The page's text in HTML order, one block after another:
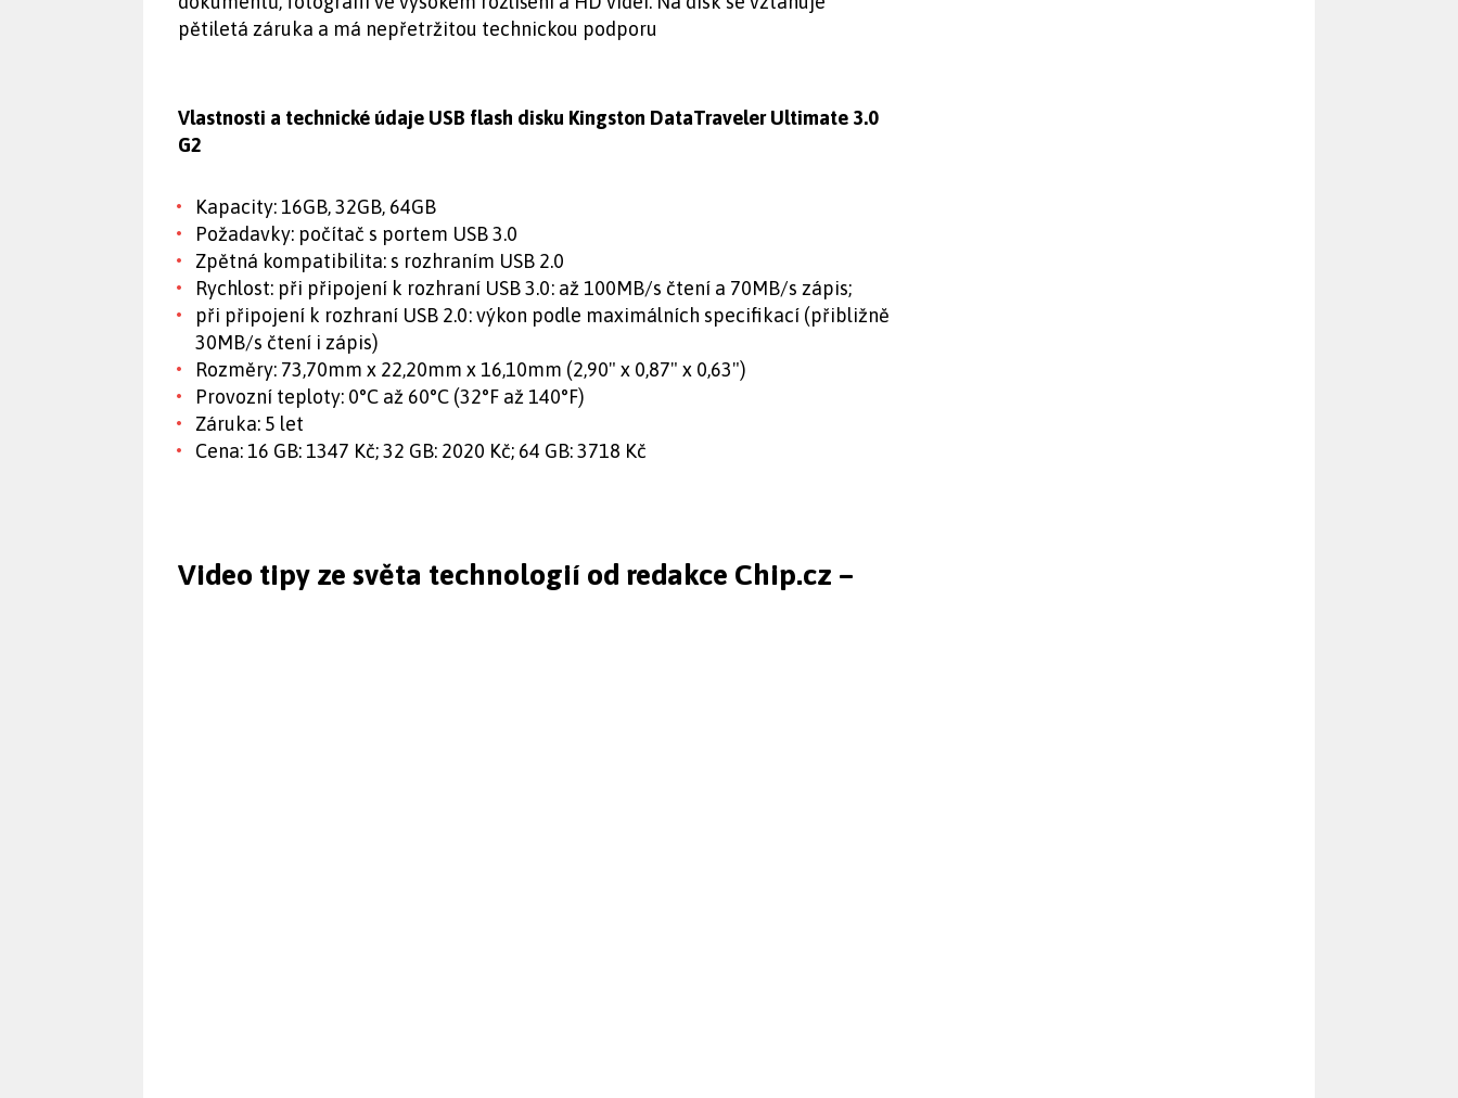
pětiletá záruka a má nepřetržitou technickou podporu
Vlastnosti a technické údaje USB flash disku Kingston DataTraveler Ultimate 3.0
G2
Kapacity: 16GB, 32GB, 64GB
Požadavky: počítač s portem USB 3.0
Zpětná kompatibilita: s rozhraním USB 2.0
Rychlost: při připojení k rozhraní USB 3.0: až 100MB/s čtení a 70MB/s zápis;
při připojení k rozhraní USB 2.0: výkon podle maximálních specifikací (přibližně
30MB/s čtení i zápis)
Rozměry: 73,70mm x 22,20mm x 16,10mm (2,90" x 0,87" x 0,63")
Provozní teploty: 0°C až 60°C (32°F až 140°F)
Záruka: 5 let
Cena: 16 GB: 1347 Kč; 32 GB: 2020 Kč; 64 GB: 3718 Kč
Video tipy ze světa technologií od redakce Chip.cz –